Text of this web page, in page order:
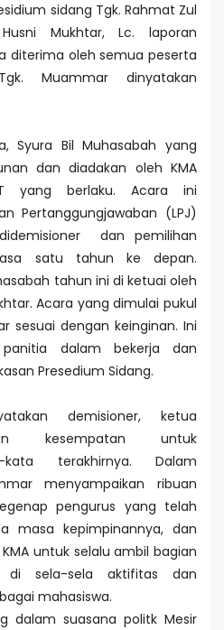
sidang Tgk. Rahmat Zul
Mukhtar, Lc. laporan
diterima oleh semua peserta
Muammar dinyatakan
Syura Bil Muhasabah yang
dan diadakan oleh KMA
yang berlaku. Acara ini
Pertanggungjawaban (LPJ)
dan pemilihan
satu tahun ke depan.
tahun ini di ketuai oleh
Acara yang dimulai pukul
sesuai dengan keinginan. Ini
panitia dalam bekerja dan
Presedium Sidang.
demisioner, ketua
kesempatan untuk
kata terakhirnya. Dalam
menyampaikan ribuan
pengurus yang telah
masa kepimpinannya, dan
untuk selalu ambil bagian
di sela-sela aktifitas dan
mahasiswa.
dalam suasana politk Mesir